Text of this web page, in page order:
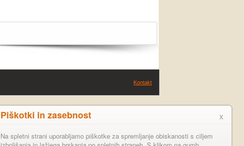
Kontakt
x
Piškotki in zasebnost
Na spletni strani uporabljamo piškotke za spremljanje obiskanosti s ciljem